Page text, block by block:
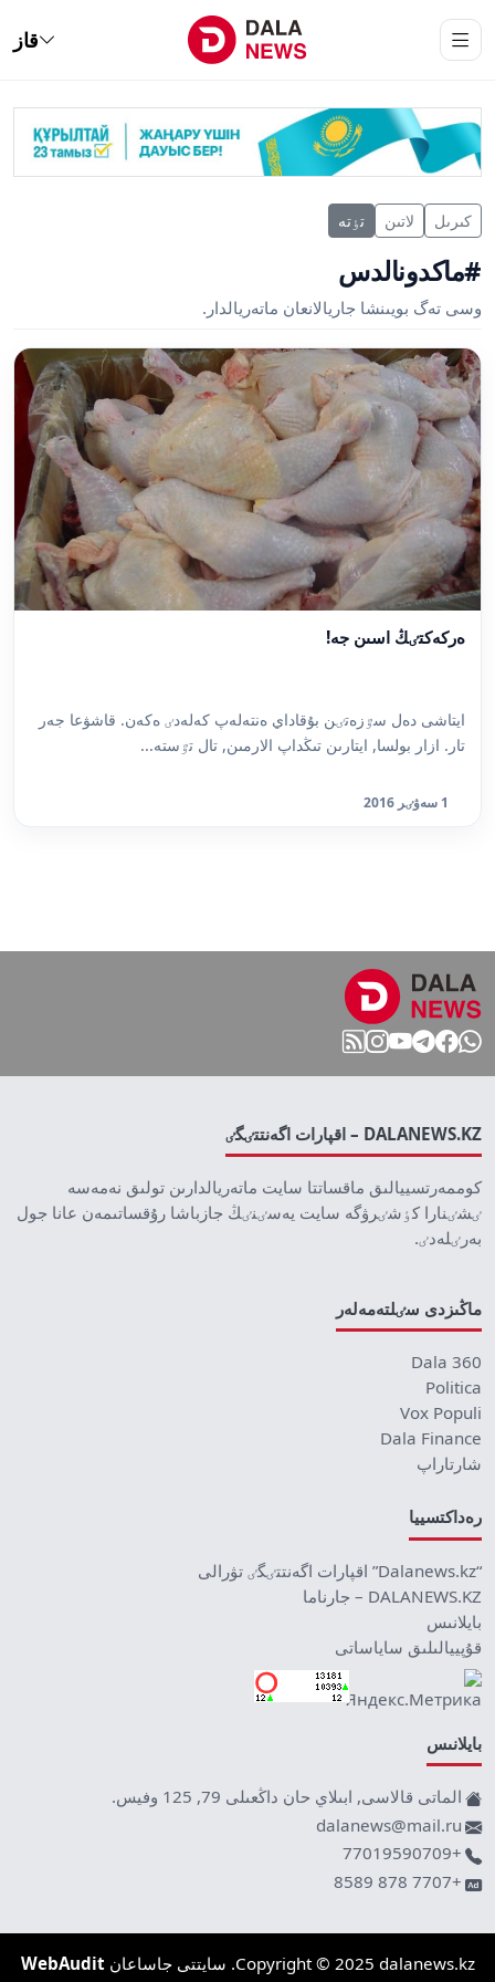
قاز
كىرىل لاتىن تٶتە
#ماكدونالدس
وسى تەگ بويىنشا جاريالانعان ماتەريالدار.
ەركەكتٸڭ اسىن جە!
ايتاشى دەل سٷزەتٸن بۇقاداي ەنتەلەپ كەلەدٸ ەكەن. قاشۋعا جەر
تار. ازار بولسا, ايتارىن تىڭداپ الارمىن, تال تٷستە...
1 سەۋٸر 2016
DALANEWS.KZ – اقپارات اگەنتتٸگٸ
كوممەرتسييالىق ماقساتتا سايت ماتەريالدارىن تولىق نەمەسە
ٸشٸنارا كٶشٸرۋگە سايت يەسٸنٸڭ جازباشا رۇقساتىمەن عانا جول
بەرٸلەدٸ.
ماڭىزدى سٸلتەمەلەر
Dala 360
Politica
Vox Populi
Dala Finance
شارتاراپ
رەداكتسييا
“Dalanews.kz” اقپارات اگەنتتٸگٸ تۋرالى
DALANEWS.KZ – جارناما
بايلانىس
قۇپييالىلىق ساياساتى
بايلانىس
الماتى قالاسى, ابىلاي حان داڭعىلى 79, 125 وفيس.
dalanews@mail.ru
+77019590709
+7707 878 8589
Copyright © 2025 dalanews.kz. سايتتى جاساعان WebAudit